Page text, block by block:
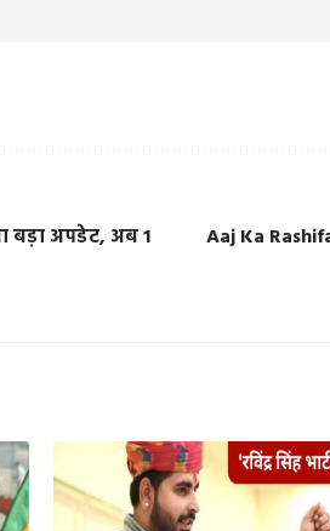
बड़ा अपडेट, अब 1
Aaj Ka